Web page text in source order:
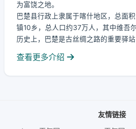
为富饶之地。
巴楚县行政上隶属于喀什地区，总面
镇10乡，总人口约37万人，其中维吾
历史上，巴楚是古丝绸之路的重要驿
查看更多介绍
友情链接